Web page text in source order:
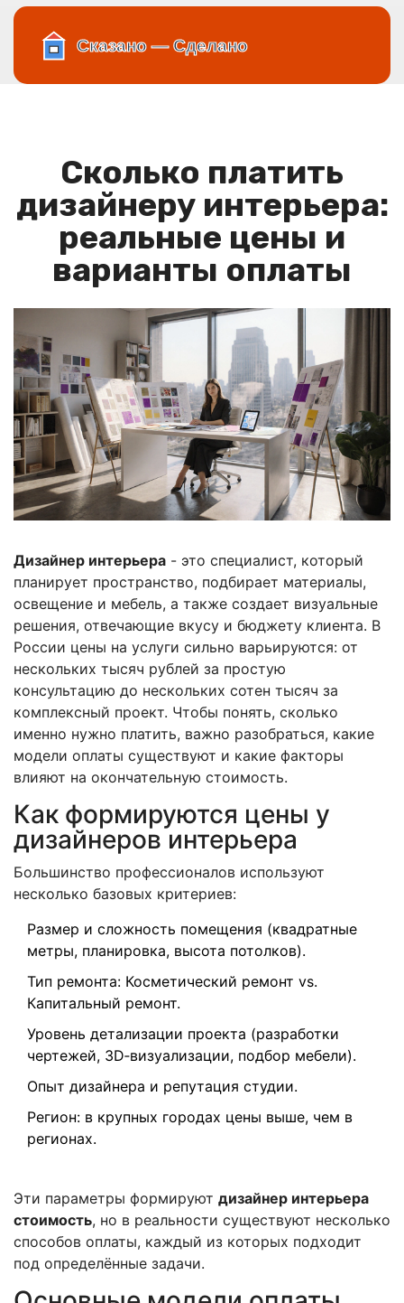
Сколько платить
дизайнеру интерьера:
реальные цены и
варианты оплаты
Дизайнер интерьера - это специалист, который
планирует пространство, подбирает материалы,
освещение и мебель, а также создает визуальные
решения, отвечающие вкусу и бюджету клиента. В
России цены на услуги сильно варьируются: от
нескольких тысяч рублей за простую
консультацию до нескольких сотен тысяч за
комплексный проект. Чтобы понять, сколько
именно нужно платить, важно разобраться, какие
модели оплаты существуют и какие факторы
влияют на окончательную стоимость.
Как формируются цены у
дизайнеров интерьера
Большинство профессионалов используют
несколько базовых критериев:
Размер и сложность помещения (квадратные
метры, планировка, высота потолков).
Тип ремонта: Косметический ремонт vs.
Капитальный ремонт.
Уровень детализации проекта (разработки
чертежей, 3D‑визуализации, подбор мебели).
Опыт дизайнера и репутация студии.
Регион: в крупных городах цены выше, чем в
регионах.
Эти параметры формируют дизайнер интерьера
стоимость, но в реальности существуют несколько
способов оплаты, каждый из которых подходит
под определённые задачи.